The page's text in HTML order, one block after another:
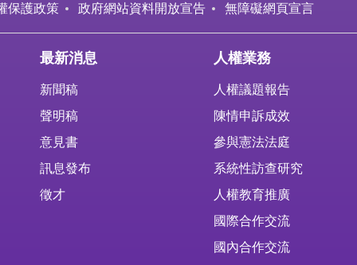
保護政策 政府網站資料開放宣告 無障礙網頁宣言
最新消息
新聞稿
聲明稿
意見書
訊息發布
徵才
人權業務
人權議題報告
陳情申訴成效
參與憲法法庭
系統性訪查研究
人權教育推廣
國際合作交流
國內合作交流